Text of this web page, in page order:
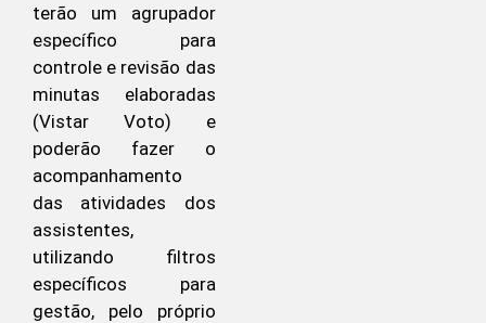
terão um agrupador
específico para
controle e revisão das
minutas elaboradas
(Vistar Voto) e
poderão fazer o
acompanhamento
das atividades dos
assistentes,
utilizando filtros
específicos para
gestão, pelo próprio